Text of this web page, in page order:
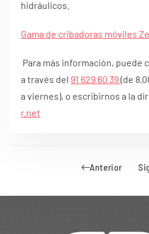
hidráulicos.
Gama de cribadoras móviles
Para más información, puede
a través del 91 629 60 39(de
a viernes), o escribirnos a la
r.net
Anterior